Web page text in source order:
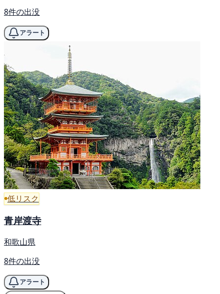
8件の出没
アラート
低リスク
青岸渡寺
和歌山県
8件の出没
アラート